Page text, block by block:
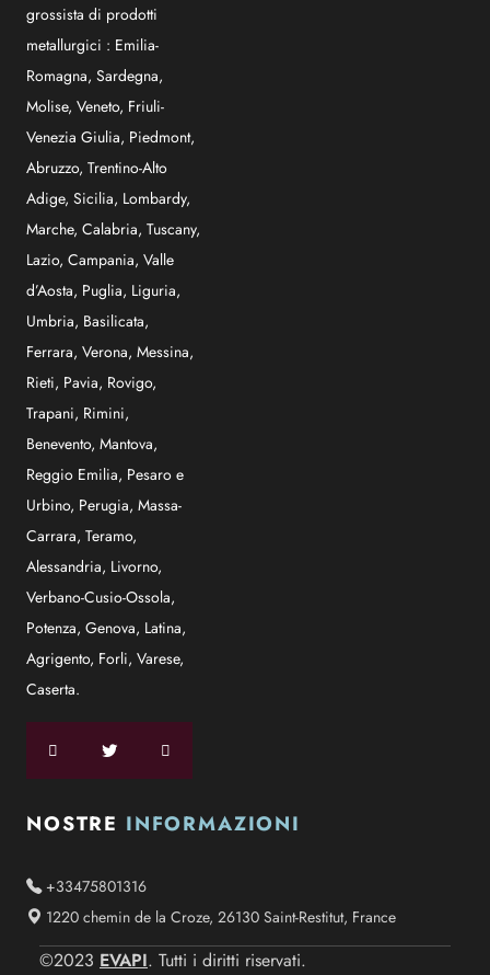
grossista di prodotti
metallurgici : Emilia-
Romagna, Sardegna,
Molise, Veneto, Friuli-
Venezia Giulia, Piedmont,
Abruzzo, Trentino-Alto
Adige, Sicilia, Lombardy,
Marche, Calabria, Tuscany,
Lazio, Campania, Valle
d’Aosta, Puglia, Liguria,
Umbria, Basilicata,
Ferrara, Verona, Messina,
Rieti, Pavia, Rovigo,
Trapani, Rimini,
Benevento, Mantova,
Reggio Emilia, Pesaro e
Urbino, Perugia, Massa-
Carrara, Teramo,
Alessandria, Livorno,
Verbano-Cusio-Ossola,
Potenza, Genova, Latina,
Agrigento, Forli, Varese,
Caserta.
NOSTRE INFORMAZIONI
+33475801316
1220 chemin de la Croze, 26130 Saint-Restitut, France
©2023 EVAPI. Tutti i diritti riservati.